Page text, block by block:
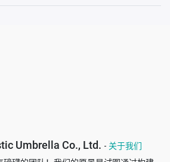
Umbrella Co., Ltd. - 关于我们